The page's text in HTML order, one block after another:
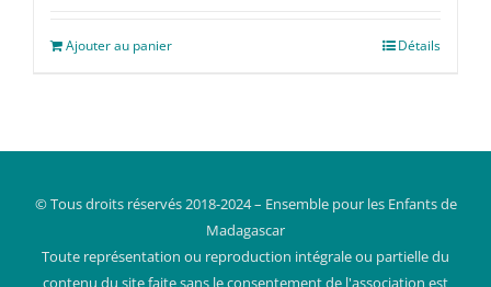
Ajouter au panier Détails
© Tous droits réservés 2018-2024 – Ensemble pour les Enfants de
Madagascar
Toute représentation ou reproduction intégrale ou partielle du
contenu du site faite sans le consentement de l'association est